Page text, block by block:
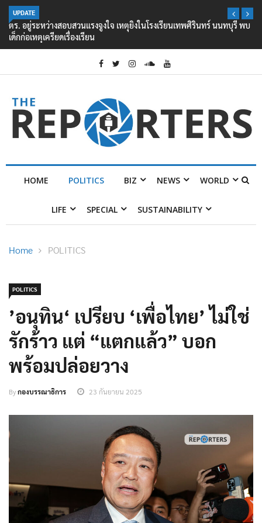
UPDATE
ตร. อยู่ระหว่างสอบสวนแรงจูงใจ เหตุยิงในโรงเรียนเทพศิรินทร์ นนทบุรี พบ
เด็กก่อเหตุเครียดเรื่องเรียน
HOME POLITICS BIZ NEWS WORLD
LIFE SPECIAL SUSTAINABILITY
Home POLITICS
POLITICS
’อนุทิน‘ เปรียบ ‘เพื่อไทย’ ไม่ใช่
รักร้าว แต่ “แตกแล้ว” บอก
พร้อมปล่อยวาง
Byกองบรรณาธิการ 23 กันยายน 2025